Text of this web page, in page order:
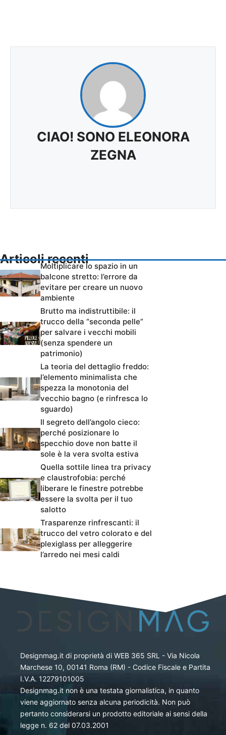
CIAO! SONO ELEONORA
ZEGNA
Articoli recenti
Moltiplicare lo spazio in un
balcone stretto: l’errore da
evitare per creare un nuovo
ambiente
Brutto ma indistruttibile: il
trucco della “seconda pelle”
per salvare i vecchi mobili
(senza spendere un
patrimonio)
La teoria del dettaglio freddo:
l’elemento minimalista che
spezza la monotonia del
vecchio bagno (e rinfresca lo
sguardo)
Il segreto dell’angolo cieco:
perché posizionare lo
specchio dove non batte il
sole è la vera svolta estiva
Quella sottile linea tra privacy
e claustrofobia: perché
liberare le finestre potrebbe
essere la svolta per il tuo
salotto
Trasparenze rinfrescanti: il
trucco del vetro colorato e del
plexiglass per alleggerire
l’arredo nei mesi caldi
Designmag.it di proprietà di WEB 365 SRL - Via Nicola
Marchese 10, 00141 Roma (RM) - Codice Fiscale e Partita
I.V.A. 12279101005
Designmag.it non è una testata giornalistica, in quanto
viene aggiornato senza alcuna periodicità. Non può
pertanto considerarsi un prodotto editoriale ai sensi della
legge n. 62 del 07.03.2001